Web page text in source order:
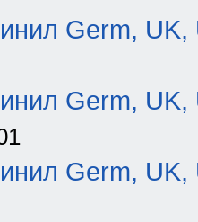
Germ, UK,
Germ, UK,
Germ, UK,